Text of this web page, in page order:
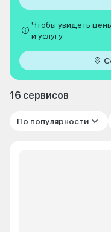
Чтобы увидеть
и услугу
16 сервисов
По популярности